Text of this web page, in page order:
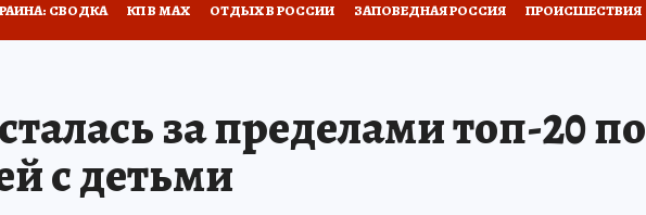
СВОДКА КП В МАХ ОТДЫХ В РОССИИ ЗАПОВЕДНАЯ РОССИЯ ПРОИСШЕСТВИЯ
за пределами топ-20 по
с детьми